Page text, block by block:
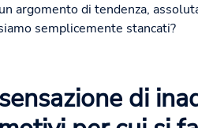
argomento di tendenza,
semplicemente stancati?
di